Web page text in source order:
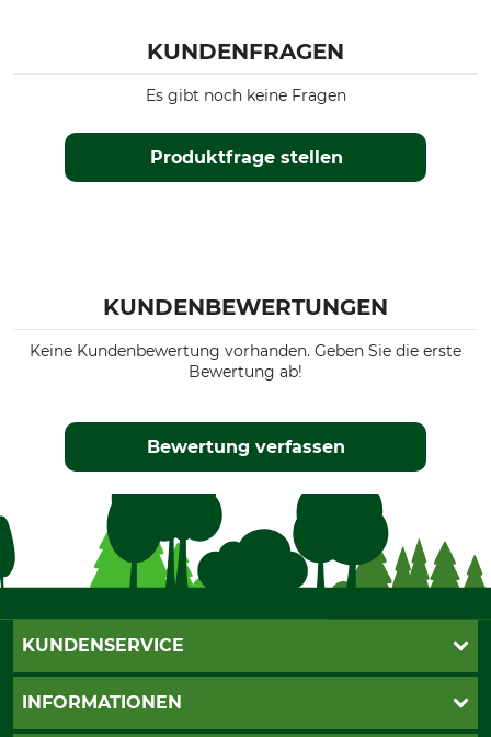
Modellbezeichnung
Verschluss
D-Form
KUNDENFRAGEN
Produktfrage stellen
Es gibt noch keine Fragen
KUNDENBEWERTUNGEN
Keine Kundenbewertung vorhanden. Geben Sie die erste
Bewertung ab!
Bewertung verfassen
KUNDENSERVICE
Live-Shopping
INFORMATIONEN